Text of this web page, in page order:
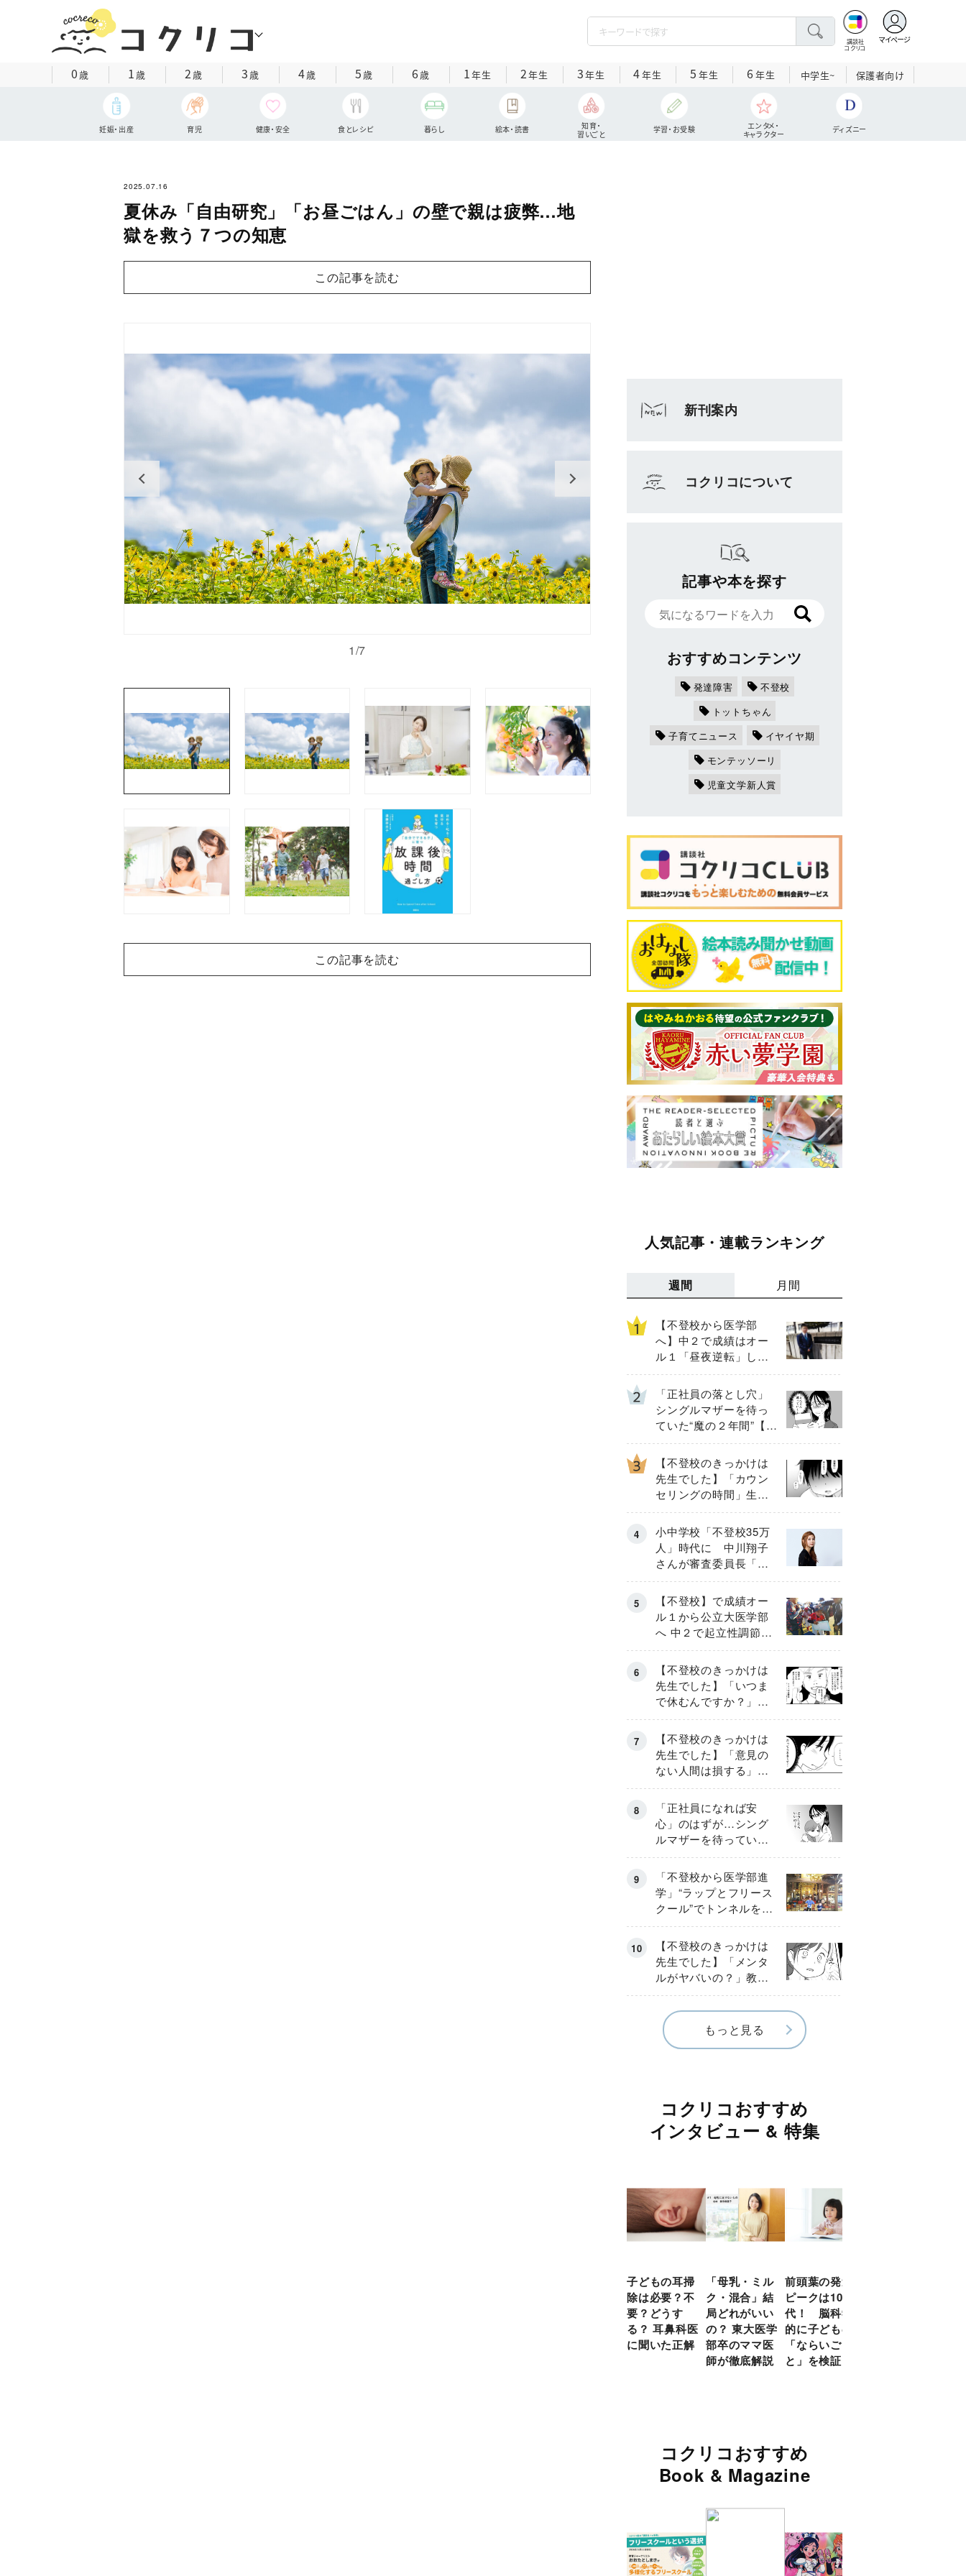
講談社
コクリコ
マイページ
0歳 1歳 2歳 3歳 4歳 5歳 6歳 1年生 2年生 3年生 4年生 5 年生 6 年生 中学生~ 保護者向け
妊娠・出産 育児 健康・安全 食とレシピ 暮らし 絵本・読書
知育・
習いごと
学習・お受験
エンタメ・
キャラクター
ディズニー
2025.07.16
夏休み「自由研究」「お昼ごはん」の壁で親は疲弊…地
獄を救う７つの知恵
この記事を読む
1/7
この記事を読む
新刊案内
コクリコについて
記事や本を探す
おすすめコンテンツ
発達障害
不登校
トットちゃん
子育てニュース
イヤイヤ期
モンテッソーリ
児童文学新人賞
人気記事・連載ランキング
週間 月間
【不登校から医学部
へ】中２で成績はオー
ル１「昼夜逆転」した
わが子を”夜遊び”に連れ
出した母の気づき
「正社員の落とし穴」
シングルマザーを待っ
ていた“魔の２年間”【後
編】
【不登校のきっかけは
先生でした】「カウン
セリングの時間」生徒
の情報をバラしたの
は…《第２話》
小中学校「不登校35万
人」時代に 中川翔子
さんが審査委員長「不
登校生動画甲子園
2026」が開催
【不登校】で成績オー
ル１から公立大医学部
へ 中２で起立性調節障
害「治るまで３年」の
診断 そのとき母は
【不登校のきっかけは
先生でした】「いつま
で休むんですか？」追
い詰められる母と息子
《第６話》
【不登校のきっかけは
先生でした】「意見の
ない人間は損する」担
任の一言が苦しみに…
《第１話》
「正社員になれば安
心」のはずが…シング
ルマザーを待ってい
た“魔の２年間”【前編】
「不登校から医学部進
学」“ラップとフリース
クール”でトンネルを脱
して高校受験へ〔元野
球少年の実話〕
【不登校のきっかけは
先生でした】「メンタ
ルがヤバいの？」教室
で始まった悪ふざけ
《第３話》
もっと見る
コクリコおすすめ
インタビュー & 特集
子どもの耳掃
除は必要？不
要？どうす
る？ 耳鼻科医
に聞いた正解
「母乳・ミル
ク・混合」結
局どれがいい
の？ 東大医学
部卒のママ医
師が徹底解説
前頭葉の発達
ピークは10
代！ 脳科学
的に子どもの
「ならいご
と」を検証
コクリコおすすめ
Book & Magazine